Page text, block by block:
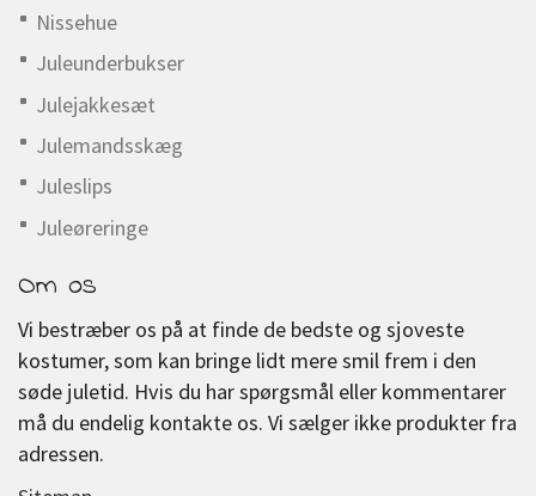
Nissehue
Juleunderbukser
Julejakkesæt
Julemandsskæg
Juleslips
Juleøreringe
Om os
Vi bestræber os på at finde de bedste og sjoveste
kostumer, som kan bringe lidt mere smil frem i den
søde juletid. Hvis du har spørgsmål eller kommentarer
må du endelig kontakte os. Vi sælger ikke produkter fra
adressen.